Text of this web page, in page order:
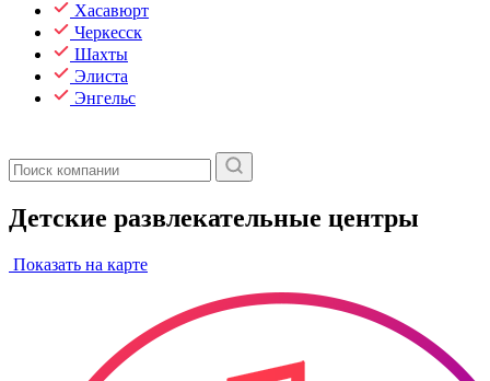
Хасавюрт
Черкесск
Шахты
Элиста
Энгельс
Детские развлекательные центры
Показать на карте